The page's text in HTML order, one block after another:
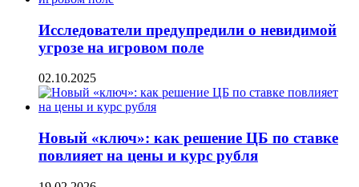
Исследователи предупредили о невидимой
угрозе на игровом поле
02.10.2025
Новый «ключ»: как решение ЦБ по ставке
повлияет на цены и курс рубля